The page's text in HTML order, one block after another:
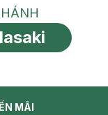
nhánh
MÃI